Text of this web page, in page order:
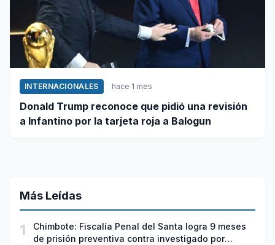
INTERNACIONALES hace 1 mes
Donald Trump reconoce que pidió una revisión
a Infantino por la tarjeta roja a Balogun
Más Leídas
1
Chimbote: Fiscalía Penal del Santa logra 9 meses
de prisión preventiva contra investigado por